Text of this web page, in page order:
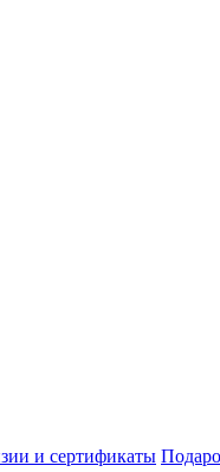
и сертификаты